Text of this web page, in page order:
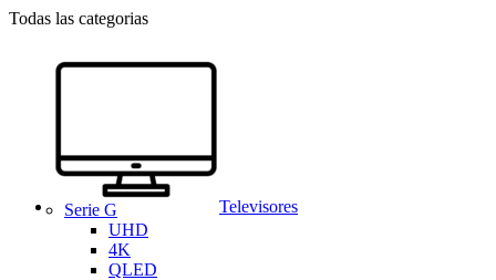
Todas las categorias
Televisores
Serie G
UHD
4K
QLED